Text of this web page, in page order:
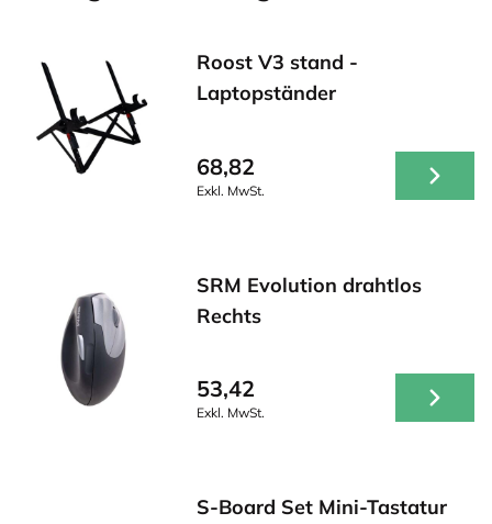
Roost V3 stand -
Laptopständer
68,82
Exkl. MwSt.
SRM Evolution drahtlos
Rechts
53,42
Exkl. MwSt.
S-Board Set Mini-Tastatur